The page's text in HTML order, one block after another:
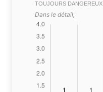
TOUJOURS DANGEREUX
Dans le détail,